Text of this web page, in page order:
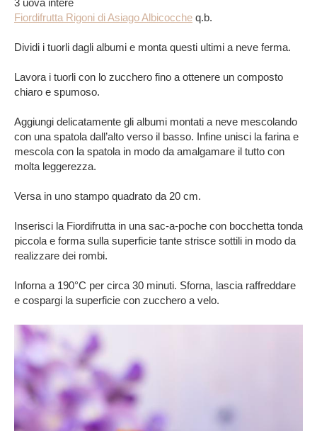
3 uova intere
Fiordifrutta Rigoni di Asiago Albicocche q.b.
Dividi i tuorli dagli albumi e monta questi ultimi a neve ferma.
Lavora i tuorli con lo zucchero fino a ottenere un composto
chiaro e spumoso.
Aggiungi delicatamente gli albumi montati a neve mescolando
con una spatola dall’alto verso il basso. Infine unisci la farina e
mescola con la spatola in modo da amalgamare il tutto con
molta leggerezza.
Versa in uno stampo quadrato da 20 cm.
Inserisci la Fiordifrutta in una sac-a-poche con bocchetta tonda
piccola e forma sulla superficie tante strisce sottili in modo da
realizzare dei rombi.
Inforna a 190°C per circa 30 minuti. Sforna, lascia raffreddare
e cospargi la superficie con zucchero a velo.